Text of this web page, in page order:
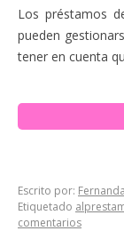
Los préstamos
pueden
tener en cuenta
Escrito por:
Etiquetado
comentarios